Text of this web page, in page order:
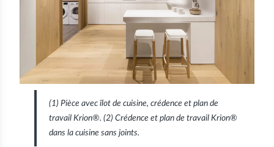
(1) Pièce avec îlot de cuisine, crédence et plan de
travail Krion®. (2) Crédence et plan de travail Krion®
dans la cuisine sans joints.